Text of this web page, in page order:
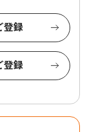
登録
登録